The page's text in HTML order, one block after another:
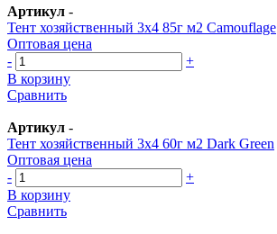
Артикул -
Тент хозяйственный 3х4 85г м2 Camouflage
Оптовая цена
-
+
В корзину
Сравнить
Артикул -
Тент хозяйственный 3х4 60г м2 Dark Green
Оптовая цена
-
+
В корзину
Сравнить